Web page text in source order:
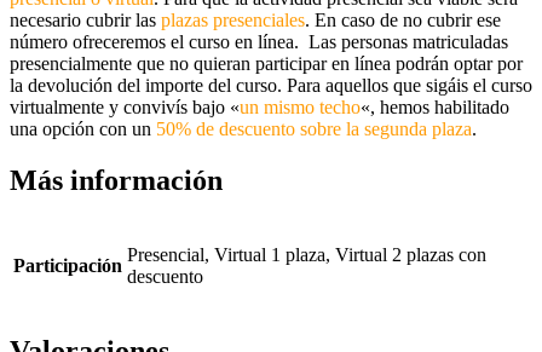
necesario cubrir las plazas presenciales. En caso de no cubrir ese
número ofreceremos el curso en línea. Las personas matriculadas
presencialmente que no quieran participar en línea podrán optar por
la devolución del importe del curso. Para aquellos que sigáis el curso
virtualmente y convivís bajo «un mismo techo«, hemos habilitado
una opción con un 50% de descuento sobre la segunda plaza.
Más información
Participación
Presencial, Virtual 1 plaza, Virtual 2 plazas con
descuento